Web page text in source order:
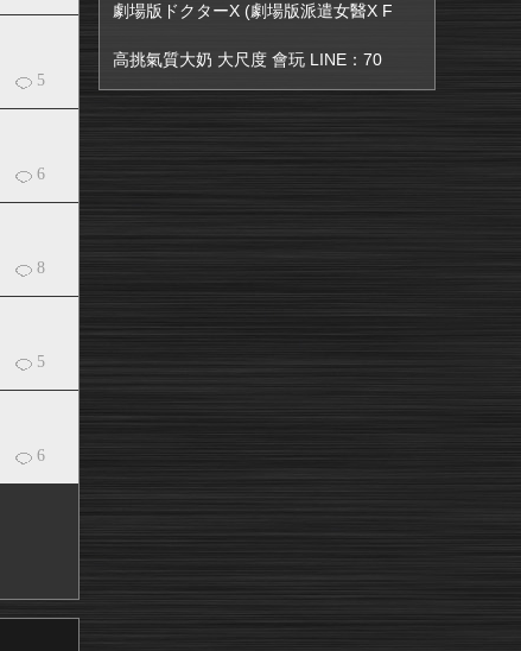
5
6
8
5
6
劇場版ドクターX (劇場版派遣女醫X F
高挑氣質大奶 大尺度 會玩 LINE：70